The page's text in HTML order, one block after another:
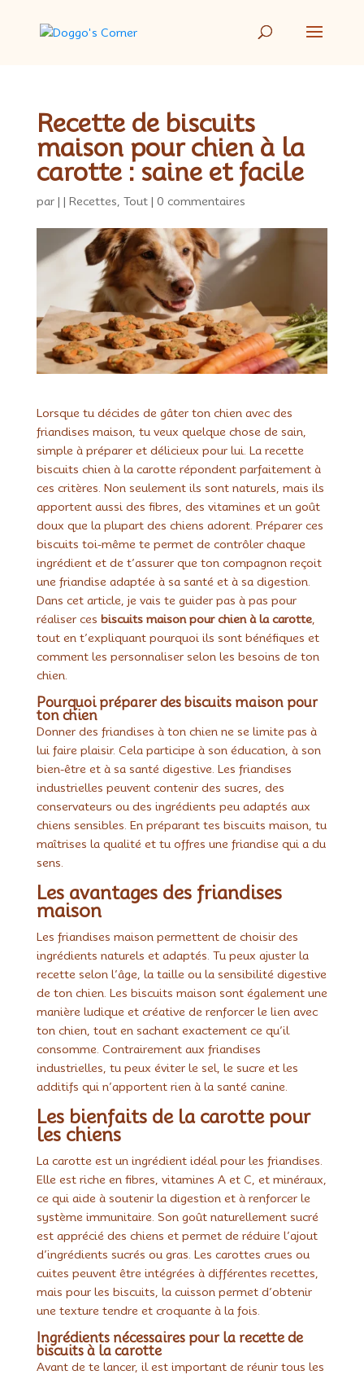
Recette de biscuits
maison pour chien à la
carotte : saine et facile
par | | Recettes Tout| 0 commentaires
Lorsque tu décides de gâter ton chien avec des
friandises maison, tu veux quelque chose de sain,
simple à préparer et délicieux pour lui. La recette
biscuits chien à la carotte répondent parfaitement à
ces critères. Non seulement ils sont naturels, mais ils
apportent aussi des fibres, des vitamines et un goût
doux que la plupart des chiens adorent. Préparer ces
biscuits toi-même te permet de contrôler chaque
ingrédient et de t’assurer que ton compagnon reçoit
une friandise adaptée à sa santé et à sa digestion.
Dans cet article, je vais te guider pas à pas pour
réaliser ces biscuits maison pour chien à la carotte,
tout en t’expliquant pourquoi ils sont bénéfiques et
comment les personnaliser selon les besoins de ton
chien.
Pourquoi préparer des biscuits maison pour
ton chien
Donner des friandises à ton chien ne se limite pas à
lui faire plaisir. Cela participe à son éducation, à son
bien-être et à sa santé digestive. Les friandises
industrielles peuvent contenir des sucres, des
conservateurs ou des ingrédients peu adaptés aux
chiens sensibles. En préparant tes biscuits maison, tu
maîtrises la qualité et tu offres une friandise qui a du
sens.
Les avantages des friandises
maison
Les friandises maison permettent de choisir des
ingrédients naturels et adaptés. Tu peux ajuster la
recette selon l’âge, la taille ou la sensibilité digestive
de ton chien. Les biscuits maison sont également une
manière ludique et créative de renforcer le lien avec
ton chien, tout en sachant exactement ce qu’il
consomme. Contrairement aux friandises
industrielles, tu peux éviter le sel, le sucre et les
additifs qui n’apportent rien à la santé canine.
Les bienfaits de la carotte pour
les chiens
La carotte est un ingrédient idéal pour les friandises.
Elle est riche en fibres, vitamines A et C, et minéraux,
ce qui aide à soutenir la digestion et à renforcer le
système immunitaire. Son goût naturellement sucré
est apprécié des chiens et permet de réduire l’ajout
d’ingrédients sucrés ou gras. Les carottes crues ou
cuites peuvent être intégrées à différentes recettes,
mais pour les biscuits, la cuisson permet d’obtenir
une texture tendre et croquante à la fois.
Ingrédients nécessaires pour la recette de
biscuits à la carotte
Avant de te lancer, il est important de réunir tous les